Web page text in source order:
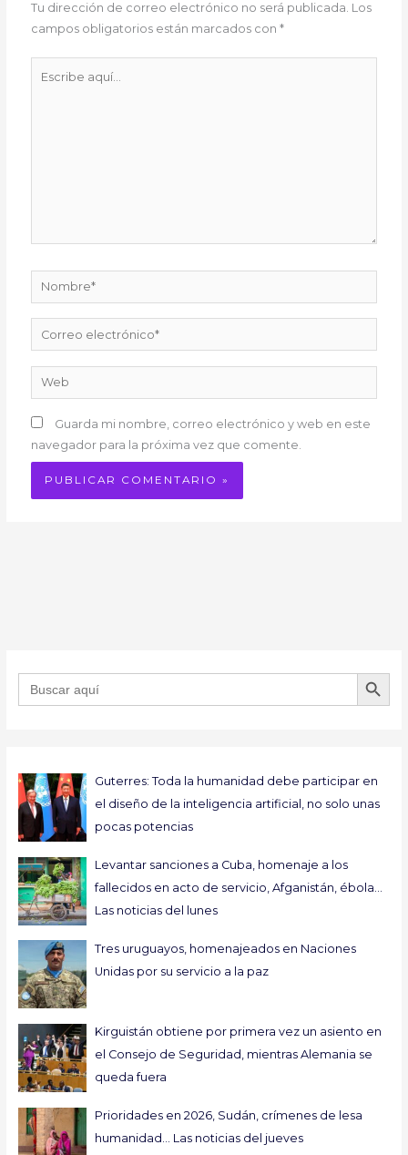
Tu dirección de correo electrónico no será publicada. Los
campos obligatorios están marcados con*
Nombre*
Correo
electrónico*
Web
Guarda mi nombre, correo electrónico y web en este
navegador para la próxima vez que comente.
Buscar: BOTÓN DE
Guterres: Toda la humanidad debe participar en
el diseño de la inteligencia artificial, no solo unas
pocas potencias
Levantar sanciones a Cuba, homenaje a los
fallecidos en acto de servicio, Afganistán, ébola…
Las noticias del lunes
Tres uruguayos, homenajeados en Naciones
Unidas por su servicio a la paz
Kirguistán obtiene por primera vez un asiento en
el Consejo de Seguridad, mientras Alemania se
queda fuera
Prioridades en 2026, Sudán, crímenes de lesa
humanidad… Las noticias del jueves